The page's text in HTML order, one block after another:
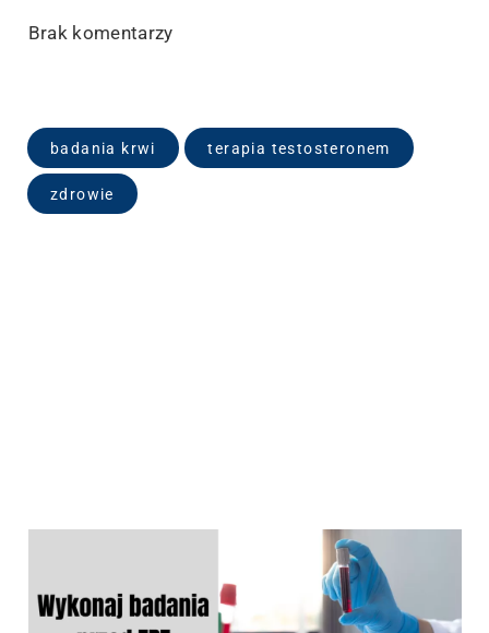
Brak komentarzy
badania krwi terapia testosteronem
zdrowie